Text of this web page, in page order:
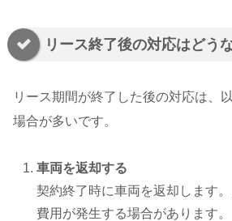
リース終了後の対応はどう
リース期間が終了した後の対応は、
場合が多いです。
車両を返却する
契約終了時に車両を返却します
費用が発生する場合があります。